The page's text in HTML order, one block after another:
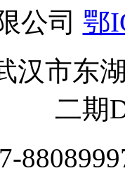
公司 鄂
汉市东
二期